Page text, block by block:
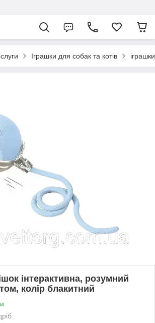
Іграшки для собак та котів
інтерактивна, розумний
колір блакитний